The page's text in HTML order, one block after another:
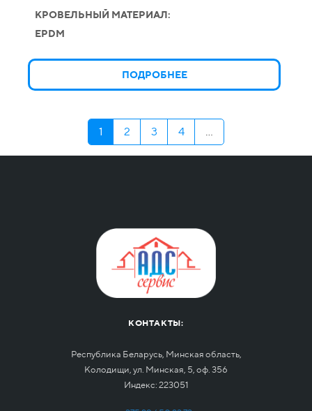
КРОВЕЛЬНЫЙ МАТЕРИАЛ:
EPDM
ПОДРОБНЕЕ
1 2 3 4
КОНТАКТЫ:
Республика Беларусь, Минская область,
Колодищи, ул. Минская, 5, оф. 356
Индекс: 223051